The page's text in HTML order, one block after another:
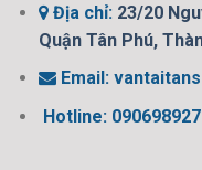
Địa chỉ: 23/20
Quận Tân Phú,
Email:
Hotline: